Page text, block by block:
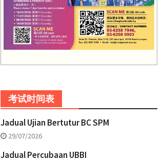
考试时间表
Jadual Ujian Bertutur BC SPM
29/07/2026
Jadual Percubaan UBBI